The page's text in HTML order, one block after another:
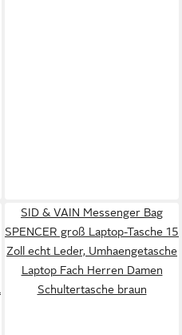
SID & VAIN Messenger Bag
SPENCER groß Laptop-Tasche 15
Zoll echt Leder, Umhaengetasche
Laptop Fach Herren Damen
Schultertasche braun